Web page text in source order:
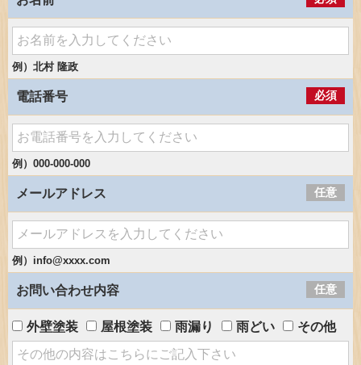
例）北村 隆政
電話番号 必須
例）000-000-000
メールアドレス 任意
例）info@xxxx.com
お問い合わせ内容 任意
外壁塗装 屋根塗装 雨漏り 雨どい その他